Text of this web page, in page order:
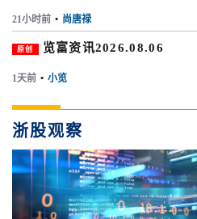
21小时前 • 尚唐禄
原创 览富资讯2026.08.06
1天前 • 小览
浙股观察